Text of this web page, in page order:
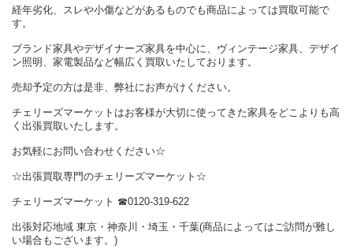
経年劣化、スレや小傷などがあるものでも商品によっては買取可能で
す。
ブランド家具やデザイナーズ家具を中心に、ヴィンテージ家具、デザイ
ン照明、家電製品など幅広く買取いたしております。
売却予定の方は是非、弊社にお声がけください。
チェリーズマーケットはお客様が大切に使ってきた家具をどこよりも高
く出張買取いたします。
お気軽にお問い合わせください☆
☆出張買取専門のチェリーズマーケット☆
チェリーズマーケット ☎︎0120-319-622
出張対応地域 東京・神奈川・埼玉・千葉(商品によってはご訪問が難し
い場合もございます。)